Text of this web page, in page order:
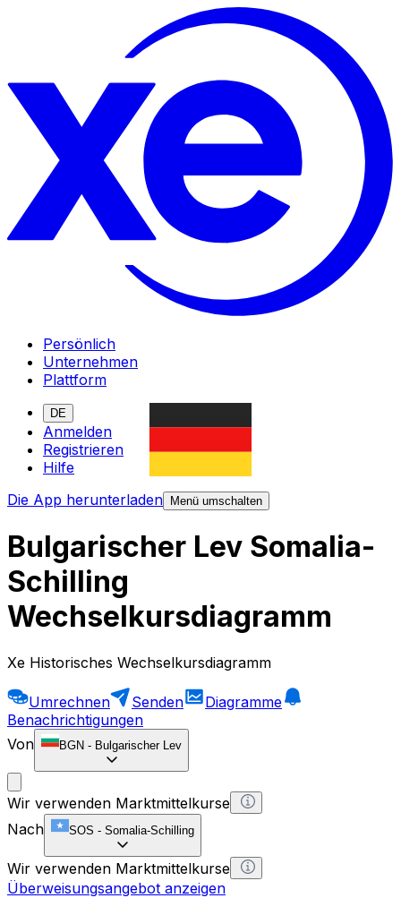
Persönlich
Unternehmen
Plattform
DE
Anmelden
Registrieren
Hilfe
Die App herunterladen
Menü umschalten
Bulgarischer Lev Somalia-
Schilling
Wechselkursdiagramm
Xe Historisches Wechselkursdiagramm
Umrechnen Senden
Diagramme
Benachrichtigungen
Von
BGN - Bulgarischer Lev
Wir verwenden Marktmittelkurse
Nach
SOS - Somalia-Schilling
Wir verwenden Marktmittelkurse
Überweisungsangebot anzeigen